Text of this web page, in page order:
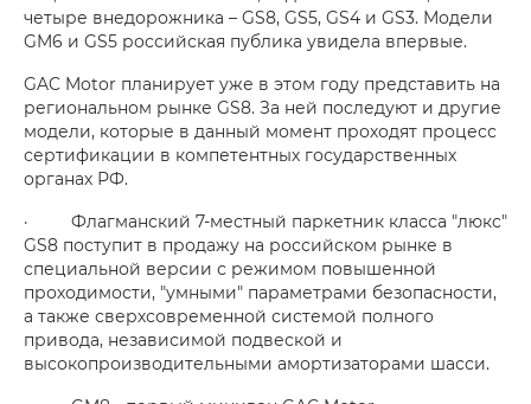
четыре внедорожника – GS8, GS5, GS4 и GS3. Модели
GM6 и GS5 российская публика увидела впервые.
GAC Motor планирует уже в этом году представить на
региональном рынке GS8. За ней последуют и другие
модели, которые в данный момент проходят процесс
сертификации в компетентных государственных
органах РФ.
· Флагманский 7-местный паркетник класса "люкс"
GS8 поступит в продажу на российском рынке в
специальной версии с режимом повышенной
проходимости, "умными" параметрами безопасности,
а также сверхсовременной системой полного
привода, независимой подвеской и
высокопроизводительными амортизаторами шасси.